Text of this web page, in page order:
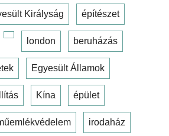
Királyság építészet
london beruházás
Egyesült Államok
Kína épület
irodaház